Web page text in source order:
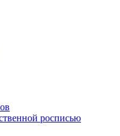
росписью